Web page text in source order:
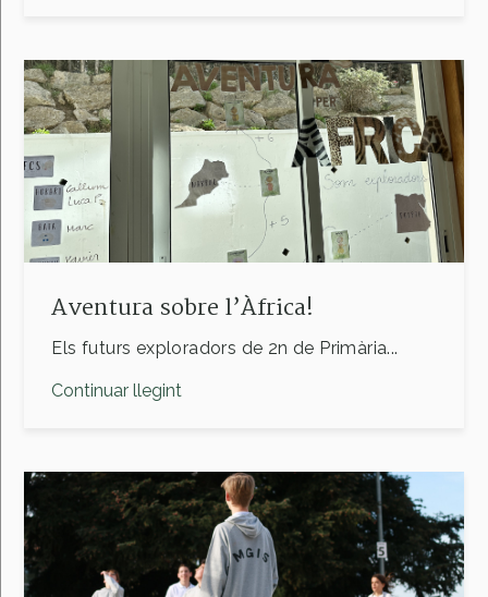
Aventura sobre l’Àfrica!
Els futurs exploradors de 2n de Primària...
Continuar llegint